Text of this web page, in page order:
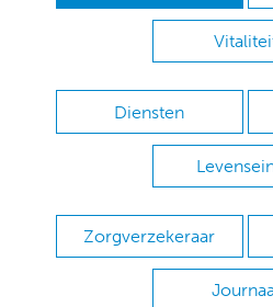
Diensten
Zorgverzekeraar